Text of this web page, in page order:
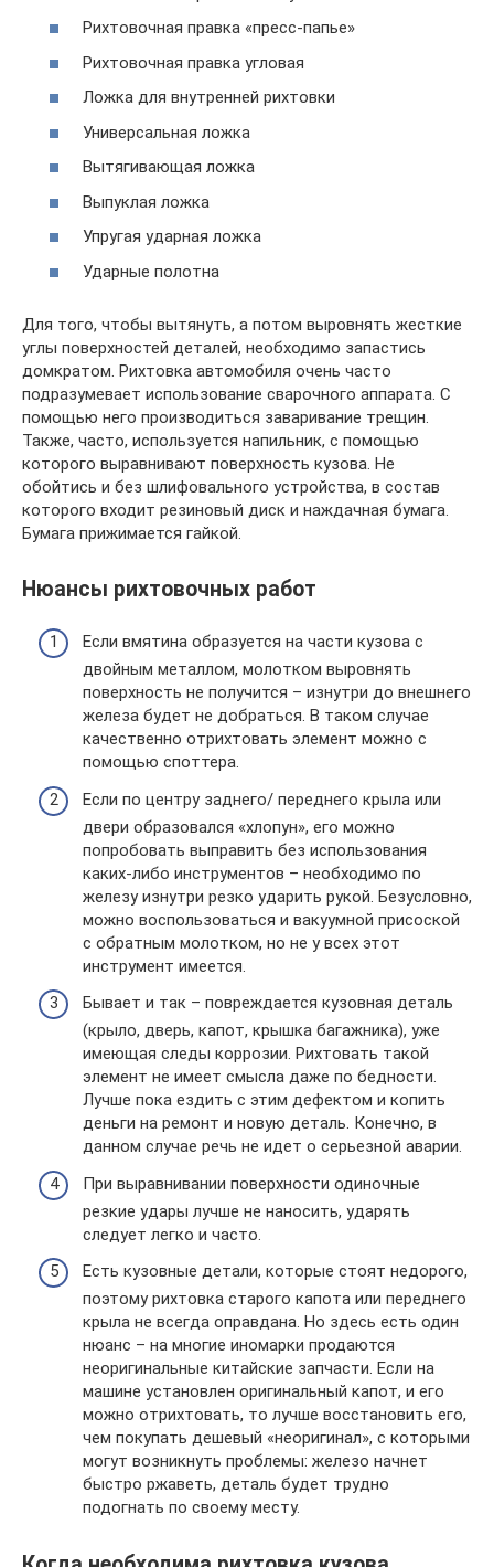
Рихтовочная правка «пресс-папье»
Рихтовочная правка угловая
Ложка для внутренней рихтовки
Универсальная ложка
Вытягивающая ложка
Выпуклая ложка
Упругая ударная ложка
Ударные полотна
Для того, чтобы вытянуть, а потом выровнять жесткие
углы поверхностей деталей, необходимо запастись
домкратом. Рихтовка автомобиля очень часто
подразумевает использование сварочного аппарата. С
помощью него производиться заваривание трещин.
Также, часто, используется напильник, с помощью
которого выравнивают поверхность кузова. Не
обойтись и без шлифовального устройства, в состав
которого входит резиновый диск и наждачная бумага.
Бумага прижимается гайкой.
Нюансы рихтовочных работ
Если вмятина образуется на части кузова с
двойным металлом, молотком выровнять
поверхность не получится – изнутри до внешнего
железа будет не добраться. В таком случае
качественно отрихтовать элемент можно с
помощью споттера.
Если по центру заднего/ переднего крыла или
двери образовался «хлопун», его можно
попробовать выправить без использования
каких-либо инструментов – необходимо по
железу изнутри резко ударить рукой. Безусловно,
можно воспользоваться и вакуумной присоской
с обратным молотком, но не у всех этот
инструмент имеется.
Бывает и так – повреждается кузовная деталь
(крыло, дверь, капот, крышка багажника), уже
имеющая следы коррозии. Рихтовать такой
элемент не имеет смысла даже по бедности.
Лучше пока ездить с этим дефектом и копить
деньги на ремонт и новую деталь. Конечно, в
данном случае речь не идет о серьезной аварии.
При выравнивании поверхности одиночные
резкие удары лучше не наносить, ударять
следует легко и часто.
Есть кузовные детали, которые стоят недорого,
поэтому рихтовка старого капота или переднего
крыла не всегда оправдана. Но здесь есть один
нюанс – на многие иномарки продаются
неоригинальные китайские запчасти. Если на
машине установлен оригинальный капот, и его
можно отрихтовать, то лучше восстановить его,
чем покупать дешевый «неоригинал», с которыми
могут возникнуть проблемы: железо начнет
быстро ржаветь, деталь будет трудно
подогнать по своему месту.